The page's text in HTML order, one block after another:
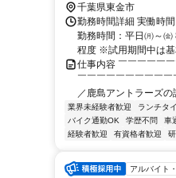
千葉県東金市
勤務時間詳細 実働時
勤務時間：平日㈪～
程度 ※試用期間中は基
仕事内容 ￣￣￣￣￣
￣￣￣￣￣￣￣￣￣
／鹿島アントラーズ
業界未経験者歓迎 ランチタ
バイク通勤OK
学歴不問 車
経験者歓迎
有資格者歓迎
アルバイト